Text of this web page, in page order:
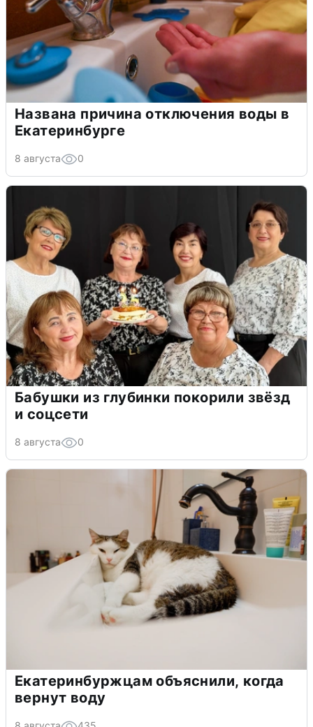
Названа причина отключения воды в
Екатеринбурге
8 августа 0
Бабушки из глубинки покорили звёзд
и соцсети
8 августа 0
Екатеринбуржцам объяснили, когда
вернут воду